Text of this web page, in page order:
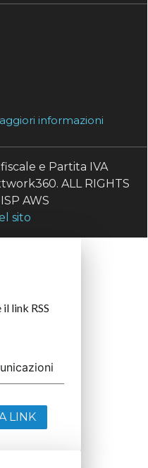
informazioni
e Partita IVA
ALL RIGHTS
AWS
sito
link RSS
LINK